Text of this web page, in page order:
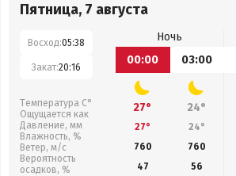
Пятница, 7 августа
Восход:05:38
Закат:20:16
Температура С°
Ощущается как
Давление, мм
Влажность, %
Ветер, м/с
Вероятность
осадков, %
Ночь
00:00
03:00
27° 24°
27° 24°
760
760
47
56